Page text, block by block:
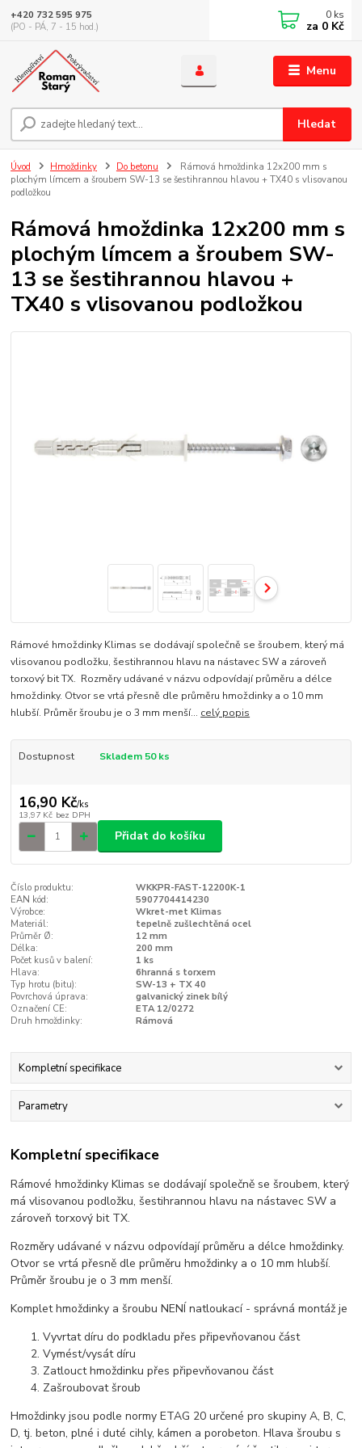
Menu
Hledat
+420 732 595 975
(PO - PÁ, 7 - 15 hod.)
0 ks
za 0 Kč
Úvod Hmoždinky Do betonu
Rámová hmoždinka 12x200 mm s
plochým límcem a šroubem SW-13 se šestihrannou hlavou + TX40 s vlisovanou
podložkou
Rámová hmoždinka 12x200 mm s
plochým límcem a šroubem SW-
13 se šestihrannou hlavou +
TX40 s vlisovanou podložkou
Rámové hmoždinky Klimas se dodávají společně se šroubem, který má
vlisovanou podložku, šestihrannou hlavu na nástavec SW a zároveň
torxový bit TX. Rozměry udávané v názvu odpovídají průměru a délce
hmoždinky. Otvor se vrtá přesně dle průměru hmoždinky a o 10 mm
hlubší. Průměr šroubu je o 3 mm menší... celý popis
Dostupnost Skladem 50 ks
16,90 Kč/ks
13,97 Kč bez DPH
Přidat do košíku
Číslo produktu:
WKKPR-FAST-12200K-1
EAN kód:
5907704414230
Výrobce:
Wkret-met Klimas
Materiál:
tepelně zušlechtěná ocel
Průměr Ø:
12 mm
Délka:
200 mm
Počet kusů v balení:
1 ks
Hlava:
6hranná s torxem
Typ hrotu (bitu):
SW-13 + TX 40
Povrchová úprava:
galvanický zinek bílý
Označení CE:
ETA 12/0272
Druh hmoždinky:
Rámová
Kompletní specifikace
Parametry
Kompletní specifikace
Rámové hmoždinky Klimas se dodávají společně se šroubem, který
má vlisovanou podložku, šestihrannou hlavu na nástavec SW a
zároveň torxový bit TX.
Rozměry udávané v názvu odpovídají průměru a délce hmoždinky.
Otvor se vrtá přesně dle průměru hmoždinky a o 10 mm hlubší.
Průměr šroubu je o 3 mm menší.
Komplet hmoždinky a šroubu NENÍ natloukací - správná montáž je
Vyvrtat díru do podkladu přes připevňovanou část
Vymést/vysát díru
Zatlouct hmoždinku přes připevňovanou část
Zašroubovat šroub
Hmoždinky jsou podle normy ETAG 20 určené pro skupiny A, B, C,
D, tj. beton, plné i duté cihly, kámen a porobeton. Hlava šroubu s